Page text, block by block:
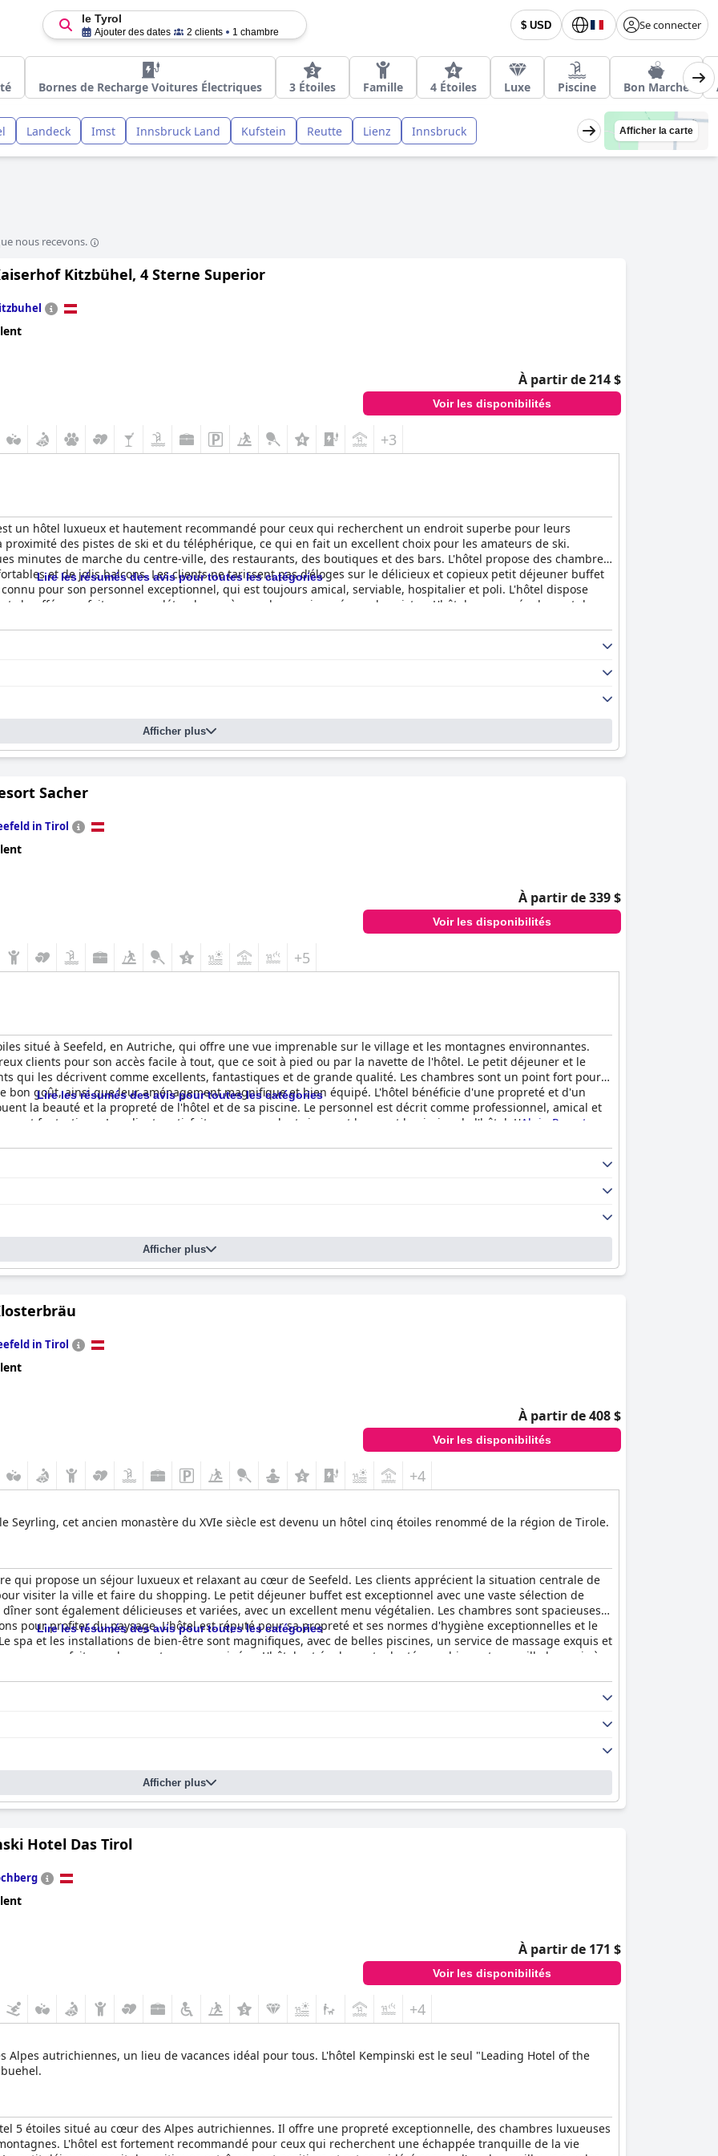
$ USD Se connecter
le Tyrol
Ajouter des dates 2 clients 1 chambre
Bornes de Recharge Voitures Électriques 3 Étoiles Famille 4 Étoiles Luxe Piscine Bon Marché
Landeck Imst Innsbruck Land Kufstein Reutte Lienz Innsbruck Afficher la carte
nous recevons.
Kitzbühel, 4 Sterne Superior
À partir de 214 $
Voir les disponibilités
+3
un hôtel luxueux et hautement recommandé pour ceux qui recherchent un endroit superbe pour leurs
proximité des pistes de ski et du téléphérique, ce qui en fait un excellent choix pour les amateurs de ski.
minutes de marche du centre-ville, des restaurants, des boutiques et des bars. L'hôtel propose des chambres
et de jolis balcons. Les clients ne tarissent pas d'éloges sur le délicieux et copieux petit déjeuner buffet
pour son personnel exceptionnel, qui est toujours amical, serviable, hospitalier et poli. L'hôtel dispose
chauffée, parfaite pour se détendre après une longue journée sur les pistes. L'hôtel propose également des
clients se soient plaints de la politique de frais de stationnement peu transparente. Dans l'ensemble,
pour son emplacement de premier ordre, son excellent service et ses équipements confortables.
Lire les résumés des avis pour toutes les catégories
Afficher plus
Sacher
in Tirol
À partir de 339 $
Voir les disponibilités
+5
situé à Seefeld, en Autriche, qui offre une vue imprenable sur le village et les montagnes environnantes.
clients pour son accès facile à tout, que ce soit à pied ou par la navette de l'hôtel. Le petit déjeuner et le
qui les décrivent comme excellents, fantastiques et de grande qualité. Les chambres sont un point fort pour
bon goût, ainsi que leur aménagement magnifique et bien équipé. L'hôtel bénéficie d'une propreté et d'un
la beauté et la propreté de l'hôtel et de sa piscine. Le personnel est décrit comme professionnel, amical et
fantastique. Les clients satisfaits recommandent vivement le spa et la piscine de l'hôtel. L'Alpin Resort
véritable expérience 5 étoiles, ce qui en fait un lieu exquis, un wohlfühloase à l'atmosphère exceptionnelle et
Lire les résumés des avis pour toutes les catégories
Afficher plus
in Tirol
À partir de 408 $
Voir les disponibilités
+4
Seyrling, cet ancien monastère du XVIe siècle est devenu un hôtel cinq étoiles renommé de la région de Tirole.
qui propose un séjour luxueux et relaxant au cœur de Seefeld. Les clients apprécient la situation centrale de
visiter la ville et faire du shopping. Le petit déjeuner buffet est exceptionnel avec une vaste sélection de
sont également délicieuses et variées, avec un excellent menu végétalien. Les chambres sont spacieuses,
pour profiter du paysage. L'hôtel est réputé pour sa propreté et ses normes d'hygiène exceptionnelles et le
spa et les installations de bien-être sont magnifiques, avec de belles piscines, un service de massage exquis et
vue parfaite sur les montagnes enneigées. L'hôtel est également adapté aux chiens et accueille les amis à
Klosterbräu est un établissement de premier ordre doté d'un service et d'équipements exceptionnels, offrant
5 étoiles convivial.
Lire les résumés des avis pour toutes les catégories
Afficher plus
Hotel Das Tirol
À partir de 171 $
Voir les disponibilités
+4
autrichiennes, un lieu de vacances idéal pour tous. L'hôtel Kempinski est le seul "Leading Hotel of the
5 étoiles situé au cœur des Alpes autrichiennes. Il offre une propreté exceptionnelle, des chambres luxueuses
L'hôtel est fortement recommandé pour ceux qui recherchent une échappée tranquille de la vie